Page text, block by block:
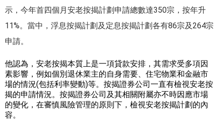
示，今年首四個月安老按揭計劃申請總數達350宗，按年升
11%。當中，浮息按揭計劃及定息按揭計劃各有86宗及264宗
申請。
他認為，安老按揭本質上是一項貸款安排，其需求受多項因
素影響，例如個別退休業主的自身需要、住宅物業和金融市
場的情況(包括利率變動)等。按揭證券公司一直有檢視安老按
揭的申請情況。按揭證券公司及其相關附屬亦不時因應市場
的變化，在審慎風險管理的原則下，檢視安老按揭計劃的內
容。